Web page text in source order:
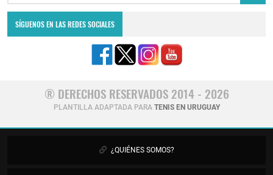
SÍGUENOS EN LAS REDES SOCIALES
® DERECHOS RESERVADOS 2014 - 2026
PLANTILLA ADAPTADA PARA TENIS EN URUGUAY
¿QUIÉNES SOMOS?